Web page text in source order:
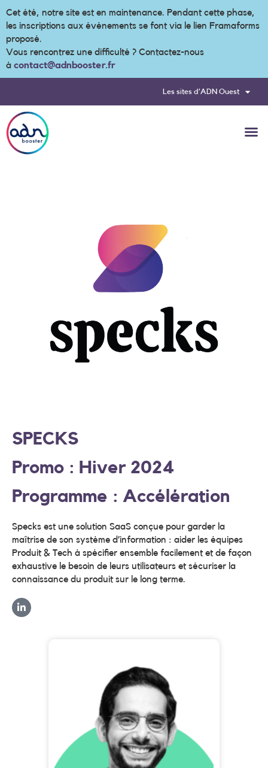
Cet été, notre site est en maintenance. Pendant cette phase,
les inscriptions aux événements se font via le lien Framaforms
proposé.
Vous rencontrez une difficulté ? Contactez-nous
à contact@adnbooster.fr
Les sites d’ADN Ouest
SPECKS
Promo : Hiver 2024
Programme : Accélération
Specks est une solution SaaS conçue pour garder la
maîtrise de son système d’information : aider les équipes
Produit & Tech à spécifier ensemble facilement et de façon
exhaustive le besoin de leurs utilisateurs et sécuriser la
connaissance du produit sur le long terme.